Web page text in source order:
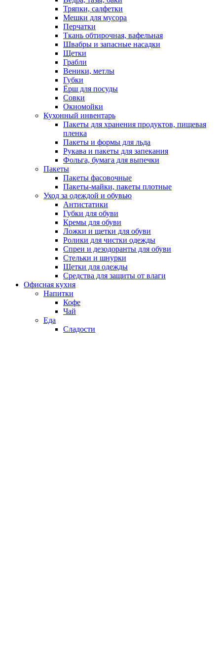
Тряпки, салфетки
Мешки для мусора
Перчатки
Ткань обтирочная, вафельная
Швабры и запасные насадки
Щетки
Грабли
Веники, метлы
Губки
Ёрш для посуды
Совки
Окномойки
Кухонный инвентарь
Пакеты для хранения продуктов, пищевая
пленка
Пакеты и формы для льда
Рукава и пакеты для запекания
Фольга, бумага для выпечки
Пакеты
Пакеты фасовочные
Пакеты-майки, пакеты плотные
Уход за одеждой и обувью
Антистатики
Губки для обуви
Кремы для обуви
Ложки и щетки для обуви
Ролики для чистки одежды
Спреи и дезодоранты для обуви
Стельки и шнурки
Щетки для одежды
Средства для защиты от влаги
Офисная кухня
Напитки
Кофе
Чай
Еда
Сладости